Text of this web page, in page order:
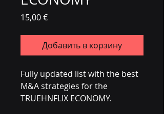
15,00 €Цена
Добавить в корзину
Fully updated list with the best
M&A strategies for the
TRUEHNFLIX ECONOMY.